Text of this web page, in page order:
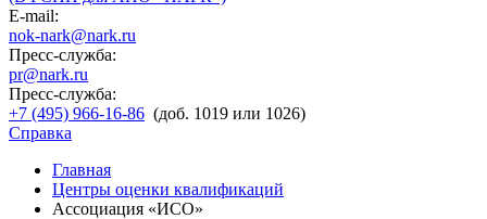
E-mail:
nok-nark@nark.ru
Пресс-служба:
pr@nark.ru
Пресс-служба:
+7 (495) 966-16-86 (доб. 1019 или 1026)
Справка
Главная
Центры оценки квалификаций
Ассоциация «ИСО»